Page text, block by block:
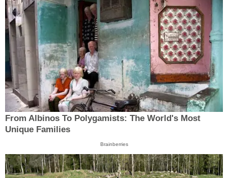
From Albinos To Polygamists: The World's Most
Unique Families
Brainberries